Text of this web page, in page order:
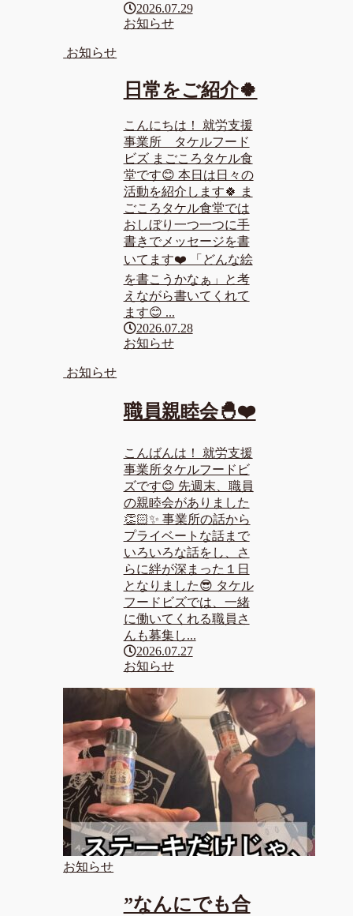
2026.07.29
お知らせ
お知らせ
日常をご紹介🍀
こんにちは！ 就労支援
事業所 タケルフード
ビズ まごころタケル食
堂です😊 本日は日々の
活動を紹介します🍀 ま
ごころタケル食堂では
おしぼり一つ一つに手
書きでメッセージを書
いてます❤️ 「どんな絵
を書こうかなぁ」と考
えながら書いてくれて
ます😊 ...
2026.07.28
お知らせ
お知らせ
職員親睦会🐣❤️
こんばんは！ 就労支援
事業所タケルフードビ
ズです😊 先週末、職員
の親睦会がありました
👏🏻✨ 事業所の話から
プライベートな話まで
いろいろな話をし、さ
らに絆が深まった１日
となりました😎 タケル
フードビズでは、一緒
に働いてくれる職員さ
んも募集し...
2026.07.27
お知らせ
お知らせ
”なんにでも合